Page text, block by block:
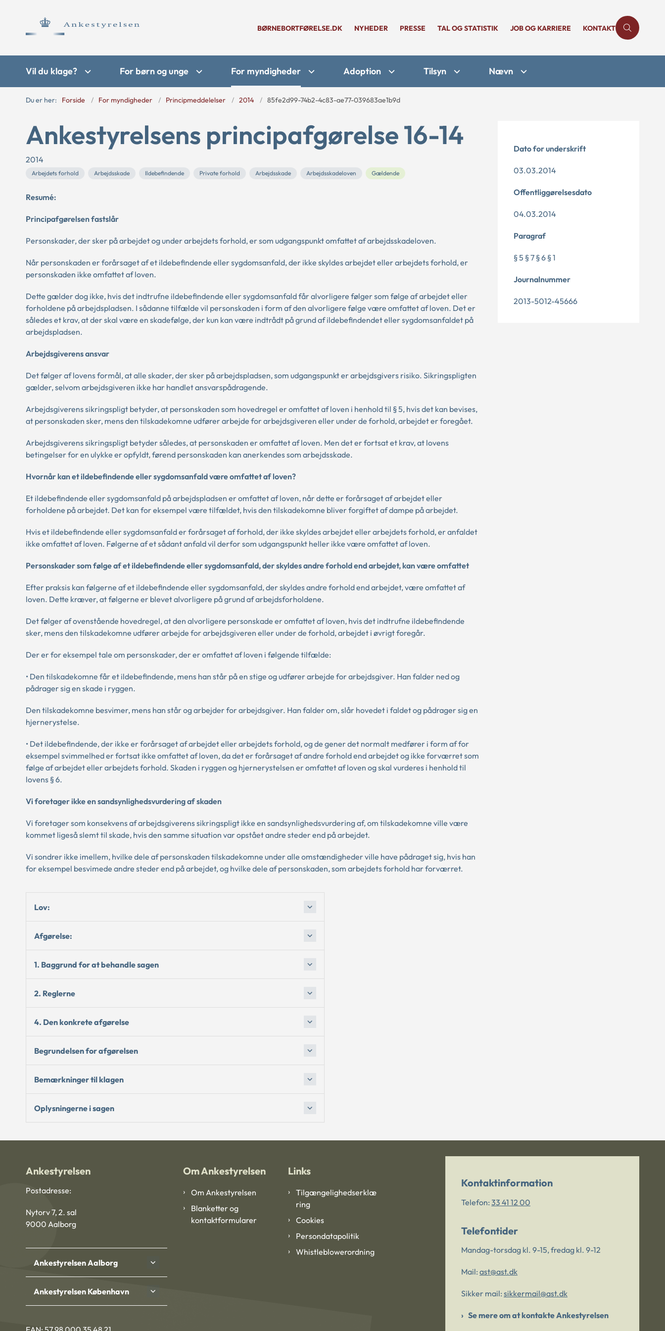
BØRNEBORTFØRELSE.DK NYHEDER PRESSE TAL OG STATISTIK JOB OG KARRIERE KONTAKT
Vil du klage? For børn og unge For myndigheder Adoption Tilsyn Nævn
Du er her: Forside For myndigheder Principmeddelelser 2014 85fe2d99-74b2-4c83-ae77-039683ae1b9d
Ankestyrelsens principafgørelse 16-14
2014
Arbejdets forhold Arbejdsskade Ildebefindende Private forhold Arbejdsskade Arbejdsskadeloven Gældende
Resumé:
Principafgørelsen fastslår
Personskader, der sker på arbejdet og under arbejdets forhold, er som udgangspunkt omfattet af arbejdsskadeloven.
Når personskaden er forårsaget af et ildebefindende eller sygdomsanfald, der ikke skyldes arbejdet eller arbejdets forhold, er
personskaden ikke omfattet af loven.
Dette gælder dog ikke, hvis det indtrufne ildebefindende eller sygdomsanfald får alvorligere følger som følge af arbejdet eller
forholdene på arbejdspladsen. I sådanne tilfælde vil personskaden i form af den alvorligere følge være omfattet af loven. Det er
således et krav, at der skal være en skadefølge, der kun kan være indtrådt på grund af ildebefindendet eller sygdomsanfaldet på
arbejdspladsen.
Arbejdsgiverens ansvar
Det følger af lovens formål, at alle skader, der sker på arbejdspladsen, som udgangspunkt er arbejdsgivers risiko. Sikringspligten
gælder, selvom arbejdsgiveren ikke har handlet ansvarspådragende.
Arbejdsgiverens sikringspligt betyder, at personskaden som hovedregel er omfattet af loven i henhold til § 5, hvis det kan bevises,
at personskaden sker, mens den tilskadekomne udfører arbejde for arbejdsgiveren eller under de forhold, arbejdet er foregået.
Arbejdsgiverens sikringspligt betyder således, at personskaden er omfattet af loven. Men det er fortsat et krav, at lovens
betingelser for en ulykke er opfyldt, førend personskaden kan anerkendes som arbejdsskade.
Hvornår kan et ildebefindende eller sygdomsanfald være omfattet af loven?
Et ildebefindende eller sygdomsanfald på arbejdspladsen er omfattet af loven, når dette er forårsaget af arbejdet eller
forholdene på arbejdet. Det kan for eksempel være tilfældet, hvis den tilskadekomne bliver forgiftet af dampe på arbejdet.
Hvis et ildebefindende eller sygdomsanfald er forårsaget af forhold, der ikke skyldes arbejdet eller arbejdets forhold, er anfaldet
ikke omfattet af loven. Følgerne af et sådant anfald vil derfor som udgangspunkt heller ikke være omfattet af loven.
Personskader som følge af et ildebefindende eller sygdomsanfald, der skyldes andre forhold end arbejdet, kan være omfattet
Efter praksis kan følgerne af et ildebefindende eller sygdomsanfald, der skyldes andre forhold end arbejdet, være omfattet af
loven. Dette kræver, at følgerne er blevet alvorligere på grund af arbejdsforholdene.
Det følger af ovenstående hovedregel, at den alvorligere personskade er omfattet af loven, hvis det indtrufne ildebefindende
sker, mens den tilskadekomne udfører arbejde for arbejdsgiveren eller under de forhold, arbejdet i øvrigt foregår.
Der er for eksempel tale om personskader, der er omfattet af loven i følgende tilfælde:
• Den tilskadekomne får et ildebefindende, mens han står på en stige og udfører arbejde for arbejdsgiver. Han falder ned og
pådrager sig en skade i ryggen.
Den tilskadekomne besvimer, mens han står og arbejder for arbejdsgiver. Han falder om, slår hovedet i faldet og pådrager sig en
hjernerystelse.
• Det ildebefindende, der ikke er forårsaget af arbejdet eller arbejdets forhold, og de gener det normalt medfører i form af for
eksempel svimmelhed er fortsat ikke omfattet af loven, da det er forårsaget af andre forhold end arbejdet og ikke forværret som
følge af arbejdet eller arbejdets forhold. Skaden i ryggen og hjernerystelsen er omfattet af loven og skal vurderes i henhold til
lovens § 6.
Vi foretager ikke en sandsynlighedsvurdering af skaden
Vi foretager som konsekvens af arbejdsgiverens sikringspligt ikke en sandsynlighedsvurdering af, om tilskadekomne ville være
kommet ligeså slemt til skade, hvis den samme situation var opstået andre steder end på arbejdet.
Vi sondrer ikke imellem, hvilke dele af personskaden tilskadekomne under alle omstændigheder ville have pådraget sig, hvis han
for eksempel besvimede andre steder end på arbejdet, og hvilke dele af personskaden, som arbejdets forhold har forværret.
Lov:
Afgørelse:
1. Baggrund for at behandle sagen
2. Reglerne
4. Den konkrete afgørelse
Begrundelsen for afgørelsen
Bemærkninger til klagen
Oplysningerne i sagen
Dato for underskrift
03.03.2014
Offentliggørelsesdato
04.03.2014
Paragraf
§ 5 § 7 § 6 § 1
Journalnummer
2013-5012-45666
Ankestyrelsen
Postadresse:
Nytorv 7, 2. sal
9000 Aalborg
Ankestyrelsen Aalborg
Ankestyrelsen København
Om Ankestyrelsen
Om Ankestyrelsen
Blanketter og
kontaktformularer
Links
Tilgængelighedserklæ
ring
Cookies
Persondatapolitik
Whistleblowerordning
Kontaktinformation
Telefon: 33 41 12 00
Telefontider
Mandag-torsdag kl. 9-15, fredag kl. 9-12
Mail: ast@ast.dk
Sikker mail: sikkermail@ast.dk
Se mere om at kontakte Ankestyrelsen